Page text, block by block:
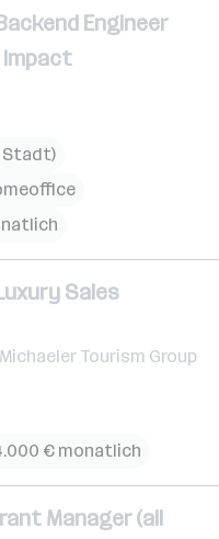
Engineer
Impact
Stadt)
Sales
Tourism Group
€ monatlich
Manager (all